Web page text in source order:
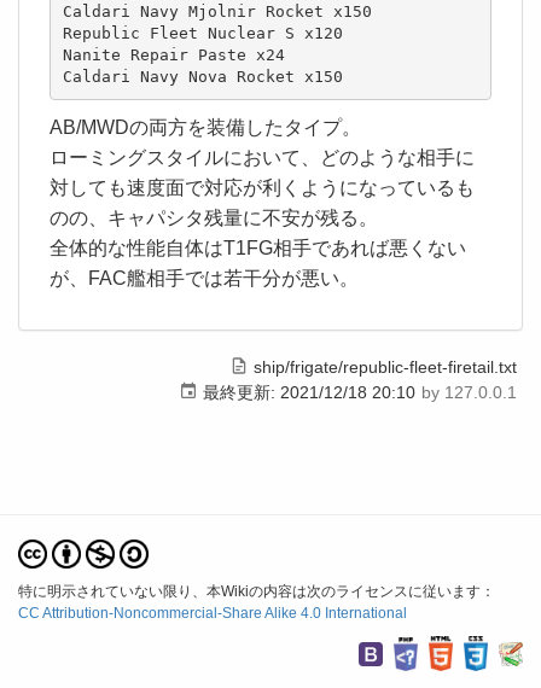
Caldari Navy Mjolnir Rocket x150
Republic Fleet Nuclear S x120
Nanite Repair Paste x24
Caldari Navy Nova Rocket x150
AB/MWDの両方を装備したタイプ。
ローミングスタイルにおいて、どのような相手に
対しても速度面で対応が利くようになっているも
のの、キャパシタ残量に不安が残る。
全体的な性能自体はT1FG相手であれば悪くない
が、FAC艦相手では若干分が悪い。
ship/frigate/republic-fleet-firetail.txt
最終更新: 2021/12/18 20:10 by 127.0.0.1
特に明示されていない限り、本Wikiの内容は次のライセンスに従います：
CC Attribution-Noncommercial-Share Alike 4.0 International